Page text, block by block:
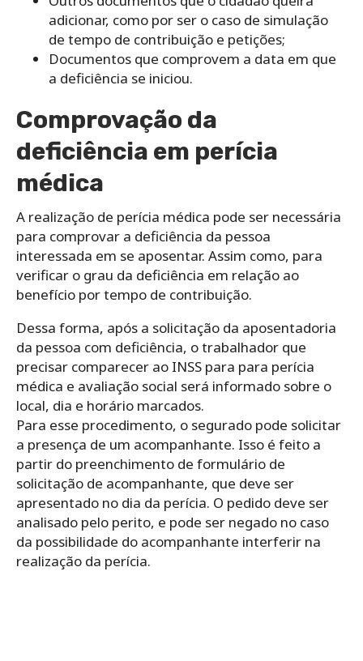
adicionar, como por ser o caso de simulação
de tempo de contribuição e petições;
Documentos que comprovem a data em que
a deficiência se iniciou.
Comprovação da
deficiência em perícia
médica
A realização de perícia médica pode ser necessária
para comprovar a deficiência da pessoa
interessada em se aposentar. Assim como, para
verificar o grau da deficiência em relação ao
benefício por tempo de contribuição.
Dessa forma, após a solicitação da aposentadoria
da pessoa com deficiência, o trabalhador que
precisar comparecer ao INSS para para perícia
médica e avaliação social será informado sobre o
local, dia e horário marcados.
Para esse procedimento, o segurado pode solicitar
a presença de um acompanhante. Isso é feito a
partir do preenchimento de formulário de
solicitação de acompanhante, que deve ser
apresentado no dia da perícia. O pedido deve ser
analisado pelo perito, e pode ser negado no caso
da possibilidade do acompanhante interferir na
realização da perícia.